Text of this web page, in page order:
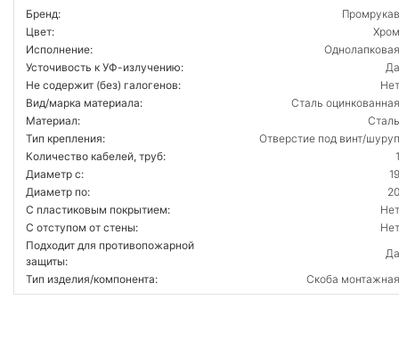
Бренд:
Промрукав
Цвет:
Хром
Исполнение:
Однолапковая
Усточивость к УФ-излучению:
Да
Не содержит (без) галогенов:
Нет
Вид/марка материала:
Сталь оцинкованная
Материал:
Сталь
Тип крепления:
Отверстие под винт/шуруп
Количество кабелей, труб:
1
Диаметр с:
19
Диаметр по:
20
С пластиковым покрытием:
Нет
С отступом от стены:
Нет
Подходит для противопожарной
защиты:
Да
Тип изделия/компонента:
Скоба монтажная